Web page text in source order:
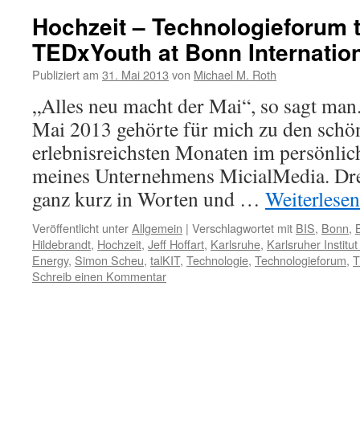
Hochzeit – Technologieforum
TEDxYouth at Bonn
Publiziert am 31. Mai 2013 von Michael M. Roth
„Alles neu macht der Mai“, so sagt
Mai 2013 gehörte für mich zu den
erlebnisreichsten Monaten im
meines Unternehmens MicialMedia.
ganz kurz in Worten und …
Veröffentlicht unterAllgemein | Verschlagwortet mit BIS, Bonn,
Hildebrandt, Hochzeit, Jeff Hoffart, Karlsruhe, Karlsruher
Energy, Simon Scheu, talKIT, Technologie, Technologieforum,
Schreib einen Kommentar